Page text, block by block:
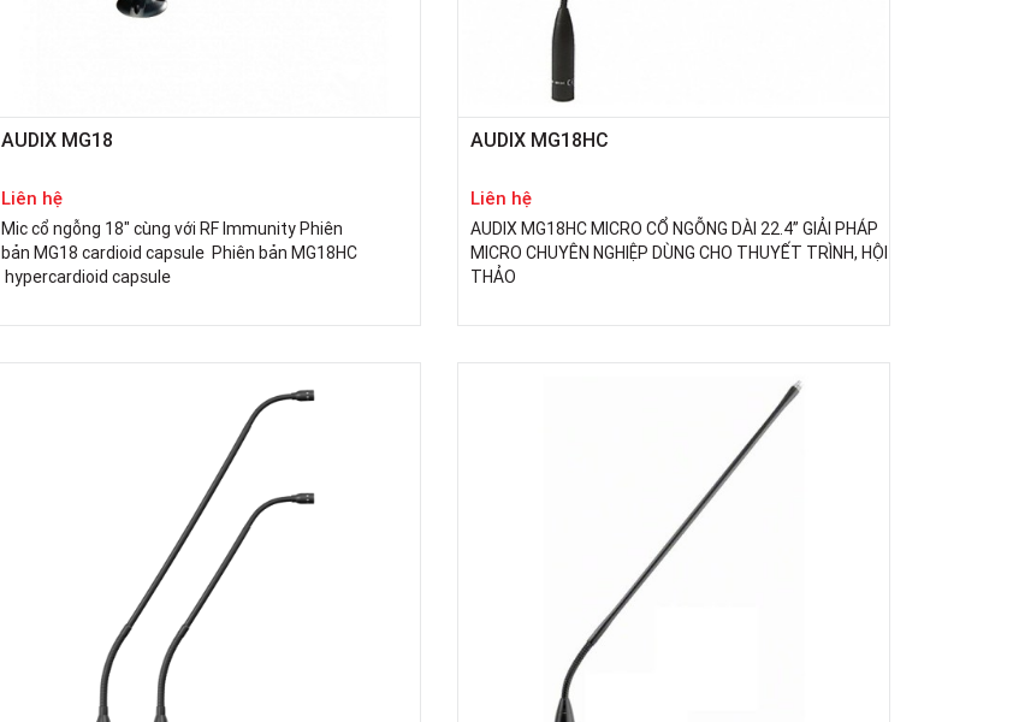
AUDIX MG18
Liên hệ
Mic cổ ngỗng 18" cùng với RF Immunity Phiên
bản MG18 cardioid capsule Phiên bản MG18HC
hypercardioid capsule
AUDIX MG18HC
Liên hệ
AUDIX MG18HC MICRO CỔ NGỖNG DÀI 22.4” GIẢI PHÁP
MICRO CHUYÊN NGHIỆP DÙNG CHO THUYẾT TRÌNH, HỘI
THẢO